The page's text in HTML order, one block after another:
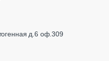
д.6 оф.309